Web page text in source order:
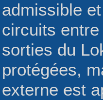
admissible
circuits
sorties du
protégées,
externe est